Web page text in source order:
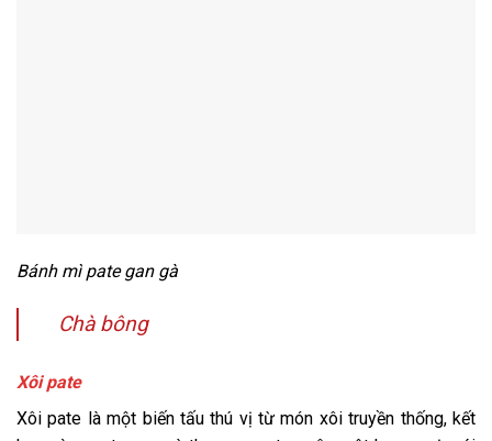
Bánh mì pate gan gà
Chà bông
Xôi pate
Xôi pate là một biến tấu thú vị từ món xôi truyền thống, kết